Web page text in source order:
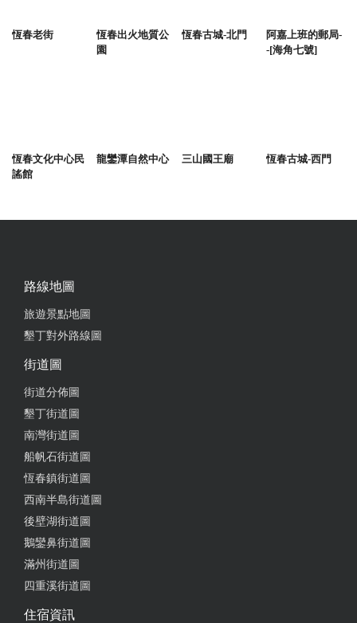
恆春老街
恆春出火地質公
園
恆春古城-北門
阿嘉上班的郵局-
-[海角七號]
恆春文化中心民
謠館
龍鑾潭自然中心 三山國王廟 恆春古城-西門
路線地圖
旅遊景點地圖
墾丁對外路線圖
街道圖
街道分佈圖
墾丁街道圖
南灣街道圖
船帆石街道圖
恆春鎮街道圖
西南半島街道圖
後壁湖街道圖
鵝鑾鼻街道圖
滿州街道圖
四重溪街道圖
住宿資訊